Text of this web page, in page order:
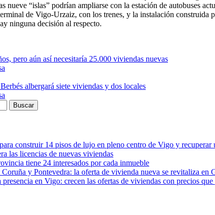
nueve “islas” podrían ampliarse con la estación de autobuses
de Vigo-Urzaiz, con los trenes, y la instalación
ninguna decisión al respecto.
pero aún así necesitaría 25.000 viviendas nuevas
albergará siete viviendas y dos locales
construir 14 pisos de lujo en pleno centro de Vigo y
las licencias de nuevas viviendas
tiene 24 interesados por cada inmueble
y Pontevedra: la oferta de vivienda nueva se revitaliza en
presencia en Vigo: crecen las ofertas de viviendas con precios